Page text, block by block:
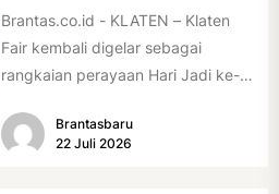
Brantas.co.id - KLATEN – Klaten
Fair kembali digelar sebagai
rangkaian perayaan Hari Jadi ke-
Acara ini digelar...
Brantasbaru
22 Juli 2026